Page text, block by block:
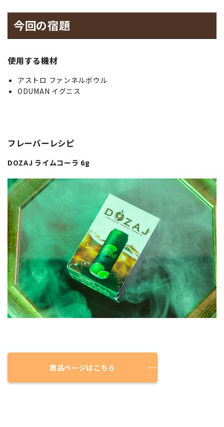
今回の宿題
使用する機材
アストロ ファンネルボウル
ODUMAN イグニス
フレーバーレシピ
DOZAJ ライムコーラ 6g
商品ページはこちら